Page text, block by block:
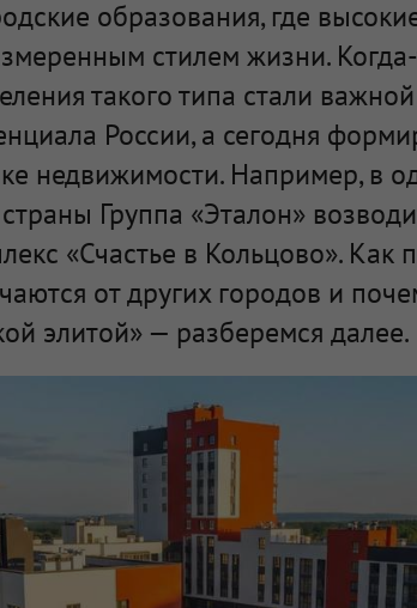
образования, где
стилем жизни.
такого типа стали
России, а сегодня
недвижимости. Например, в
Группа «Эталон»
«Счастье в Кольцово». Как
от других городов и
элитой» — разберемся далее.